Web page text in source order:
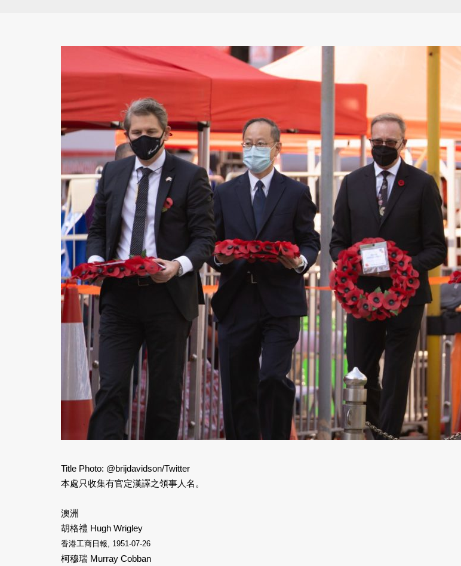
Title Photo: @brijdavidson/Twitter
本處只收集有官定漢譯之領事人名。
澳洲
胡格禮 Hugh Wrigley
香港工商日報, 1951-07-26
柯穆瑞 Murray Cobban